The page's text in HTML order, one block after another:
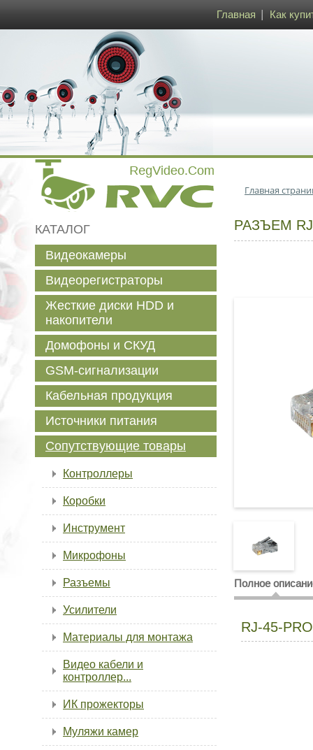
Главная Как
Главная
РАЗЪЕМ
Полное
RJ-45-PRO
КАТАЛОГ
Видеокамеры
Видеорегистраторы
Жесткие диски HDD и
накопители
Домофоны и СКУД
GSM-сигнализации
Кабельная продукция
Источники питания
Сопутствующие товары
Контроллеры
Коробки
Инструмент
Микрофоны
Разъемы
Усилители
Материалы для монтажа
Видео кабели и
контроллер...
ИК прожекторы
Муляжи камер